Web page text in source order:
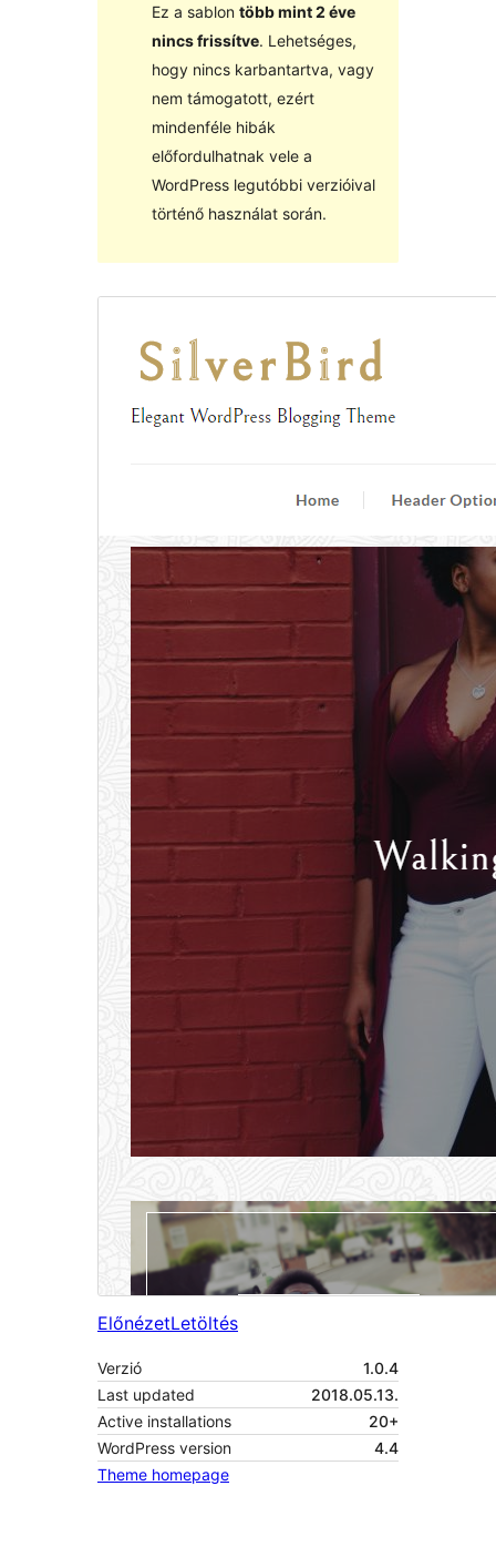
Ez a sablon több mint 2 éve
nincs frissítve. Lehetséges,
hogy nincs karbantartva, vagy
nem támogatott, ezért
mindenféle hibák
előfordulhatnak vele a
WordPress legutóbbi verzióival
történő használat során.
ElőnézetLetöltés
Verzió
1.0.4
Last updated
2018.05.13.
Active installations
20+
WordPress version
4.4
Theme homepage